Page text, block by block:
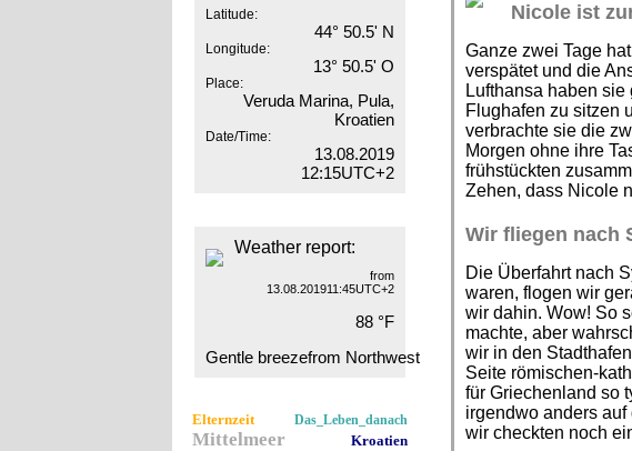
Latitude:
44° 50.5' N
Longitude:
13° 50.5' O
Place:
Veruda Marina, Pula,
Kroatien
Date/Time:
13.08.2019
12:15UTC+2
Weather report:
from
13.08.201911:45UTC+2
88 °F
Gentle breezefrom Northwest
Elternzeit Das_Leben_danach
Mittelmeer Kroatien
Nicole ist
Ganze zwei Tage
verspätet und die
Lufthansa haben
Flughafen zu sitzen
verbrachte sie die
Morgen ohne ihre
frühstückten
Zehen, dass Nicole
Wir fliegen nach
Die Überfahrt nach
waren, flogen wir
wir dahin. Wow! So
machte, aber
wir in den
Seite römischen-
für Griechenland so
irgendwo anders
wir checkten noch